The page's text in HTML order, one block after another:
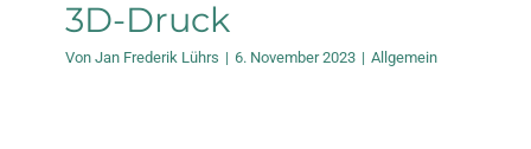
3D-Druck
Von Jan Frederik Lührs | 6. November 2023 | Allgemein